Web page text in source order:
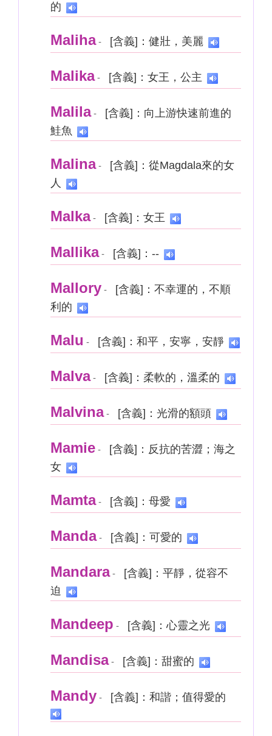
的
Maliha- [含義]：健壯，美麗
Malika- [含義]：女王，公主
Malila-
[含義]：向上游快速前進的
鮭魚
Malina-
[含義]：從Magdala來的女
人
Malka- [含義]：女王
Mallika- [含義]：--
Mallory -
[含義]：不幸運的，不順
利的
Malu - [含義]：和平，安寧，安靜
Malva- [含義]：柔軟的，溫柔的
Malvina- [含義]：光滑的額頭
Mamie -
[含義]：反抗的苦澀；海之
女
Mamta- [含義]：母愛
Manda- [含義]：可愛的
Mandara-
[含義]：平靜，從容不
迫
Mandeep - [含義]：心靈之光
Mandisa- [含義]：甜蜜的
Mandy - [含義]：和諧；值得愛的